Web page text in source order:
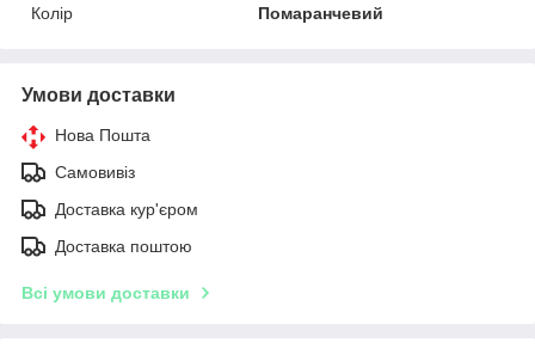
Колір
Помаранчевий
Умови доставки
Нова Пошта
Самовивіз
Доставка кур'єром
Доставка поштою
Всі умови доставки